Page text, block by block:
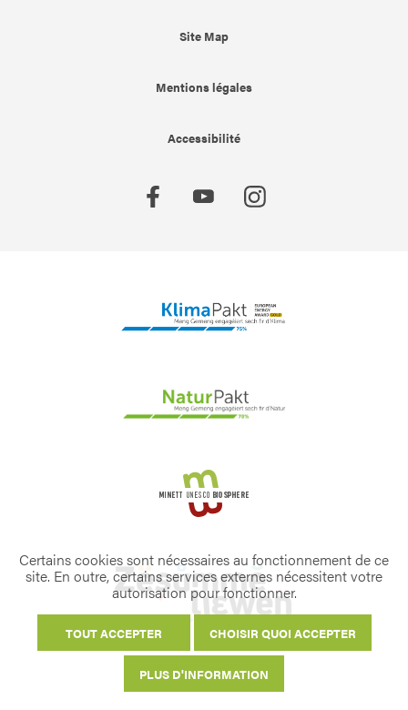
Site Map
Mentions légales
Accessibilité
Certains cookies sont nécessaires au fonctionnement de ce
site. En outre, certains services externes nécessitent votre
autorisation pour fonctionner.
TOUT ACCEPTER CHOISIR QUOI ACCEPTER
PLUS D'INFORMATION